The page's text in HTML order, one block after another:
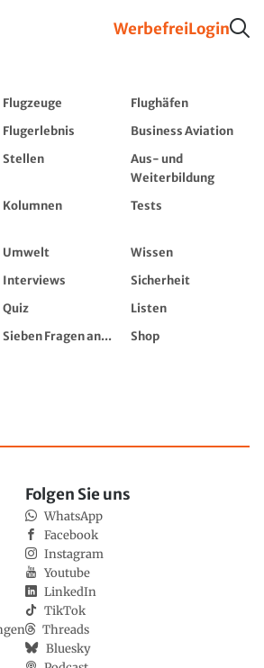
WerbefreiLogin
Flugzeuge
Flughäfen
Flugerlebnis
Business Aviation
Stellen
Aus- und
Weiterbildung
Kolumnen Tests
Umwelt
Wissen
Interviews
Sicherheit
Quiz
Listen
Sieben Fragen an...
Shop
Folgen Sie uns
WhatsApp
Facebook
Instagram
Youtube
LinkedIn
TikTok
Threads
Bluesky